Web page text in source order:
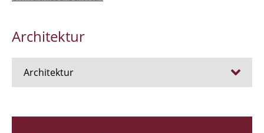
Architektur
Architektur